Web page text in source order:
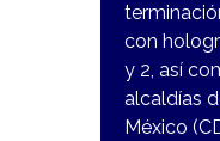
con
y 2, así
alcaldías
México